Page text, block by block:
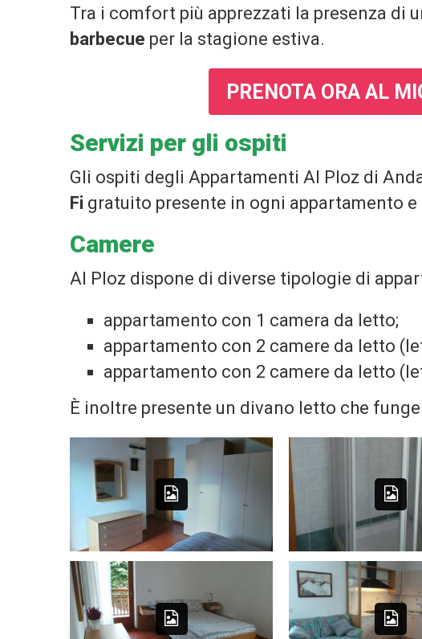
Tra i comfort più apprezzati la presenza di
barbecue per la stagione estiva.
PRENOTA ORA AL
Servizi per gli ospiti
Gli ospiti degli Appartamenti Al Ploz di
Fi gratuito presente in ogni appartamento e
Camere
Al Ploz dispone di diverse tipologie di
appartamento con 1 camera da letto;
appartamento con 2 camere da letto
appartamento con 2 camere da letto
È inoltre presente un divano letto che
Camera-matrimoniale Cucina-plaz